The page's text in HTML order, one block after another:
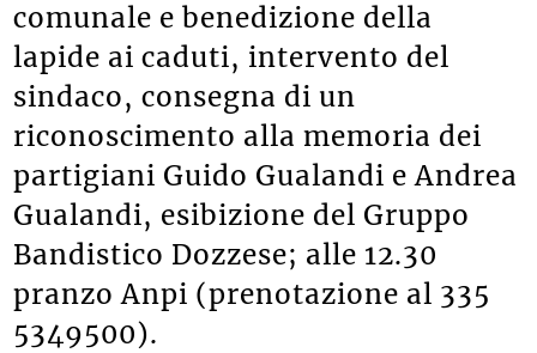
comunale e benedizione della
lapide ai caduti, intervento del
sindaco, consegna di un
riconoscimento alla memoria dei
partigiani Guido Gualandi e Andrea
Gualandi, esibizione del Gruppo
Bandistico Dozzese; alle 12.30
pranzo Anpi (prenotazione al 335
5349500).